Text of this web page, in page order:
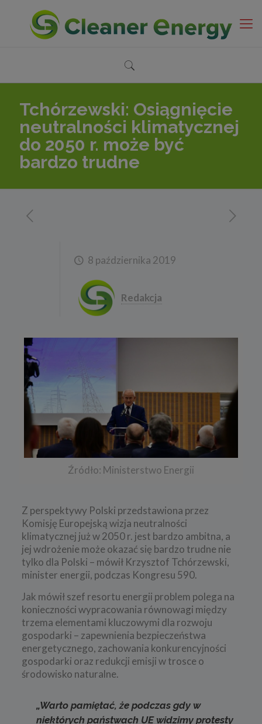
Tchórzewski: Osiągnięcie
neutralności klimatycznej
do 2050 r. może być
bardzo trudne
8 października 2019
Redakcja
Źródło: Ministerstwo Energii
Z perspektywy Polski przedstawiona przez
Komisję Europejską wizja neutralności
klimatycznej już w 2050 r. jest bardzo ambitna, a
jej wdrożenie może okazać się bardzo trudne nie
tylko dla Polski – mówił Krzysztof Tchórzewski,
minister energii, podczas Kongresu 590.
Jak mówił szef resortu energii problem polega na
konieczności wypracowania równowagi między
trzema elementami kluczowymi dla rozwoju
gospodarki – zapewnienia bezpieczeństwa
energetycznego, zachowania konkurencyjności
gospodarki oraz redukcji emisji w trosce o
środowisko naturalne.
„Warto pamiętać, że podczas gdy w
niektórych państwach UE widzimy protesty